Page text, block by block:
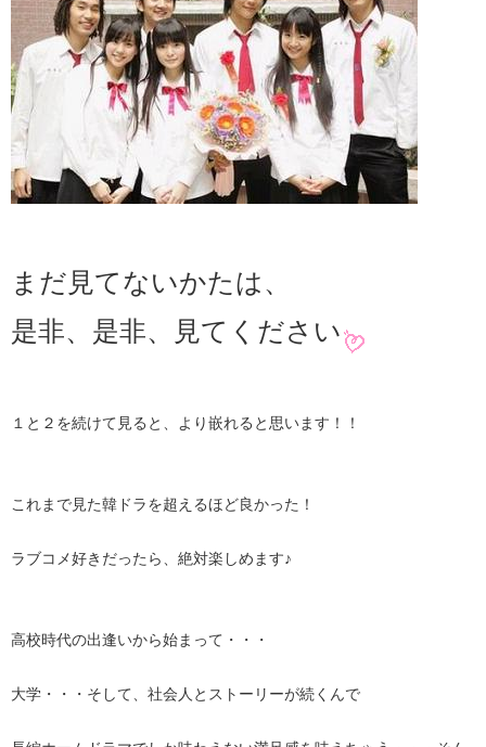
まだ見てないかたは、
是非、是非、見てください
１と２を続けて見ると、より嵌れると思います！！
これまで見た韓ドラを超えるほど良かった！
ラブコメ好きだったら、絶対楽しめます♪
高校時代の出逢いから始まって・・・
大学・・・そして、社会人とストーリーが続くんで